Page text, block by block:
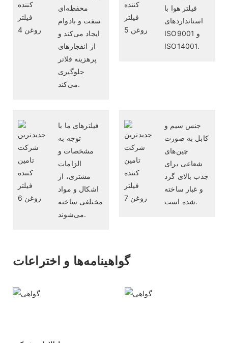
محفظه‌ای
سفت و بادوام
ایجاد می‌کند و
از انفجارهای
پرهزینه فلاتر
جلوگیری
می‌کند.
فیلتر هوا با
استانداردهای
ISO9001 و
ISO14001.
فیلترهای ما با
توجه به
مشخصات و
الزامات
مشتری، از
اشکال و مواد
مختلفی ساخته
می‌شوند.
جنس سیم و
کابل به صورت
چین‌های
شعاعی برای
جذب بالای گرد
و غبار ساخته
شده است.
گواهینامه‌ها و اختراعات